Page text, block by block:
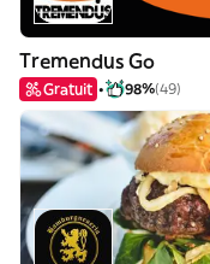
Tremendus Go
Gratuit 98%(49)